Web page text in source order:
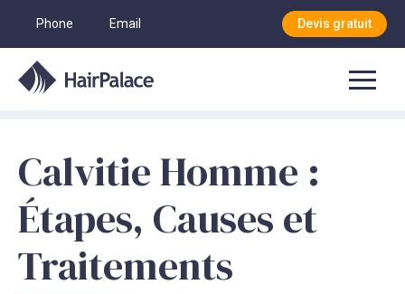
Phone Email Devis gratuit
Calvitie Homme :
Étapes, Causes et
Traitements